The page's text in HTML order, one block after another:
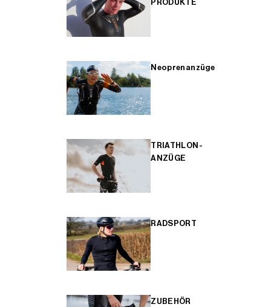
PRODUKTE
Neoprenanzüge
TRIATHLON-
ANZÜGE
RADSPORT
ZUBEHÖR